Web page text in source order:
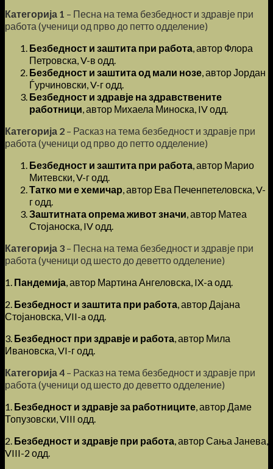
Категорија 1 – Песна на тема безбедност и здравје при
работа (ученици од прво до петто одделение)
Безбедност и заштита при работа, автор Флора
Петровска, V-в одд.
Безбедност и заштита од мали нозе, автор Јордан
Ѓурчиновски, V-г одд.
Безбедност и здравје на здравствените
работници, автор Михаела Миноска, IV одд.
Категорија 2 – Расказ на тема безбедност и здравје при
работа (ученици од прво до петто одделение)
Безбедност и заштита при работа, автор Марио
Митевски, V-г одд.
Татко ми е хемичар, автор Ева Печенпетеловска, V-
г одд.
Заштитната опрема живот значи, автор Матеа
Стојаноска, IV одд.
Категорија 3 – Песна на тема безбедност и здравје при
работа (ученици од шесто до деветто одделение)
1. Пандемија, автор Мартина Ангеловска, IX-а одд.
2. Безбедност и заштита при работа, автор Дајана
Стојановска, VII-a одд.
3. Безбедност при здравје и работа, автор Мила
Ивановска, VI-г одд.
Категорија 4 – Расказ на тема безбедност и здравје при
работа (ученици од шесто до деветто одделение)
1. Безбедност и здравје за работниците, автор Даме
Топузовски, VIII одд.
2. Безбедност и здравје при работа, автор Сања Јанева,
VIII-2 одд.